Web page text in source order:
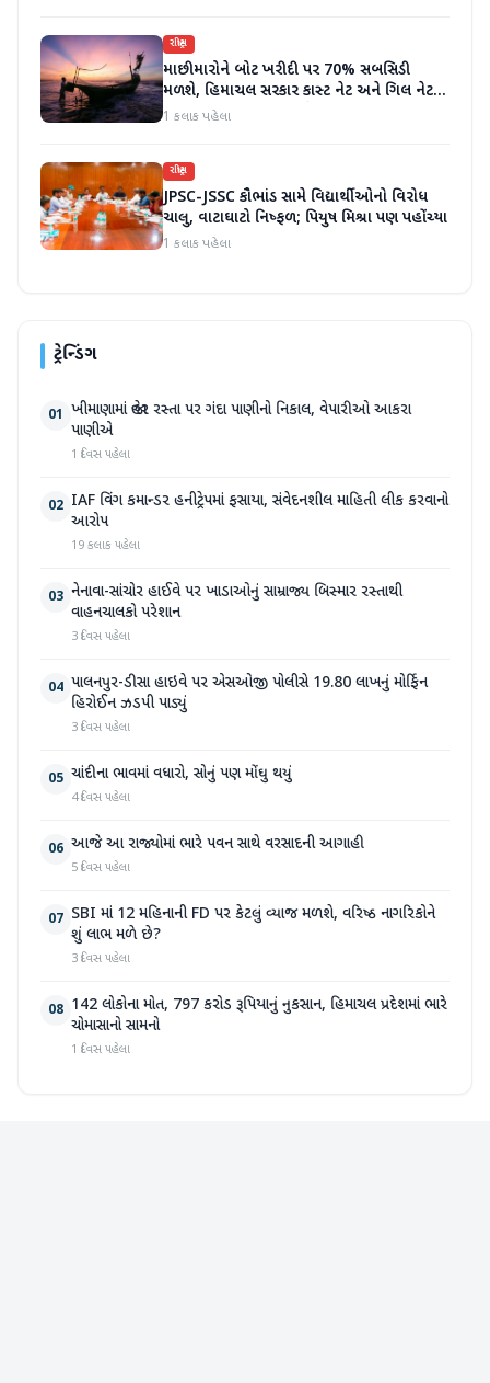
રાષ્ટ્રીય
માછીમારોને બોટ ખરીદી પર 70% સબસિડી
મળશે, હિમાચલ સરકાર કાસ્ટ નેટ અને ગિલ નેટ
પર 90% સબસિડી આપશે
1 કલાક પહેલા
રાષ્ટ્રીય
JPSC-JSSC કૌભાંડ સામે વિદ્યાર્થીઓનો વિરોધ
ચાલુ, વાટાઘાટો નિષ્ફળ; પિયુષ મિશ્રા પણ પહોંચ્યા
1 કલાક પહેલા
ટ્રેન્ડિંગ
01 ખીમાણામાં જાહેર રસ્તા પર ગંદા પાણીનો નિકાલ, વેપારીઓ આકરા
પાણીએ
1 દિવસ પહેલા
02 IAF વિંગ કમાન્ડર હનીટ્રેપમાં ફસાયા, સંવેદનશીલ માહિતી લીક કરવાનો
આરોપ
19 કલાક પહેલા
03 નેનાવા-સાંચોર હાઈવે પર ખાડાઓનું સામ્રાજ્ય બિસ્માર રસ્તાથી
વાહનચાલકો પરેશાન
3 દિવસ પહેલા
04 પાલનપુર-ડીસા હાઇવે પર એસઓજી પોલીસે 19.80 લાખનું મોર્ફિન
હિરોઈન ઝડપી પાડ્યું
3 દિવસ પહેલા
05 ચાંદીના ભાવમાં વધારો, સોનું પણ મોંઘુ થયું
4 દિવસ પહેલા
06 આજે આ રાજ્યોમાં ભારે પવન સાથે વરસાદની આગાહી
5 દિવસ પહેલા
07 SBI માં 12 મહિનાની FD પર કેટલું વ્યાજ મળશે, વરિષ્ઠ નાગરિકોને
શું લાભ મળે છે?
3 દિવસ પહેલા
08 142 લોકોના મોત, 797 કરોડ રૂપિયાનું નુકસાન, હિમાચલ પ્રદેશમાં ભારે
ચોમાસાનો સામનો
1 દિવસ પહેલા